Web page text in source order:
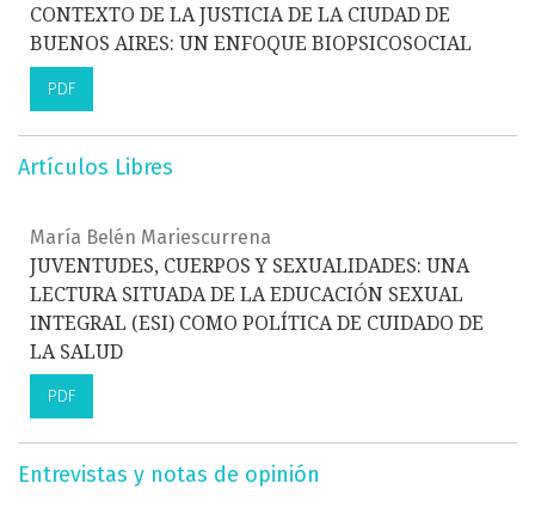
CONTEXTO DE LA JUSTICIA DE LA CIUDAD DE
BUENOS AIRES: UN ENFOQUE BIOPSICOSOCIAL
PDF
Artículos Libres
María Belén Mariescurrena
JUVENTUDES, CUERPOS Y SEXUALIDADES: UNA
LECTURA SITUADA DE LA EDUCACIÓN SEXUAL
INTEGRAL (ESI) COMO POLÍTICA DE CUIDADO DE
LA SALUD
PDF
Entrevistas y notas de opinión